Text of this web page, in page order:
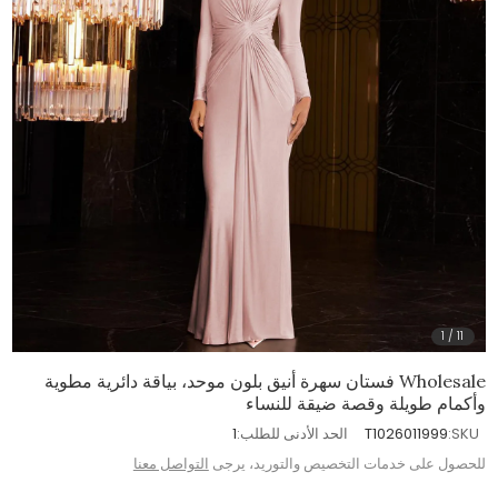
1 /11
Wholesale فستان سهرة أنيق بلون موحد، بياقة دائرية مطوية
وأكمام طويلة وقصة ضيقة للنساء
SKU:
T1026011999 الحد الأدنى للطلب:1
للحصول على خدمات التخصيص والتوريد، يرجى التواصل معنا